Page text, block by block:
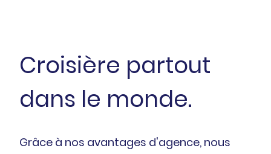
Croisière partout
dans le monde.
Grâce à nos avantages d'agence, nous